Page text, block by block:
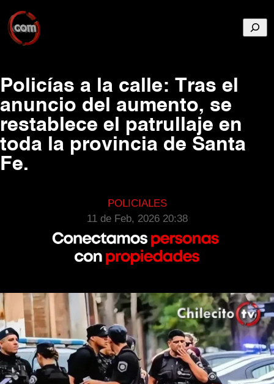
Policías a la calle: Tras el
anuncio del aumento, se
restablece el patrullaje en
toda la provincia de Santa
Fe.
POLICIALES
11 de Feb, 2026 20:38